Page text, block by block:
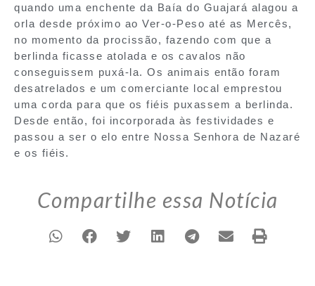
quando uma enchente da Baía do Guajará alagou a
orla desde próximo ao Ver-o-Peso até as Mercês,
no momento da procissão, fazendo com que a
berlinda ficasse atolada e os cavalos não
conseguissem puxá-la. Os animais então foram
desatrelados e um comerciante local emprestou
uma corda para que os fiéis puxassem a berlinda.
Desde então, foi incorporada às festividades e
passou a ser o elo entre Nossa Senhora de Nazaré
e os fiéis.
Compartilhe essa Notícia